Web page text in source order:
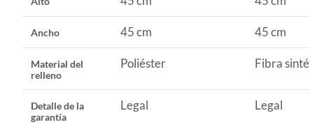
Ancho 45 cm 45 cm
Material del
relleno
Poliéster Fibra
Detalle de la
garantía
Legal Legal